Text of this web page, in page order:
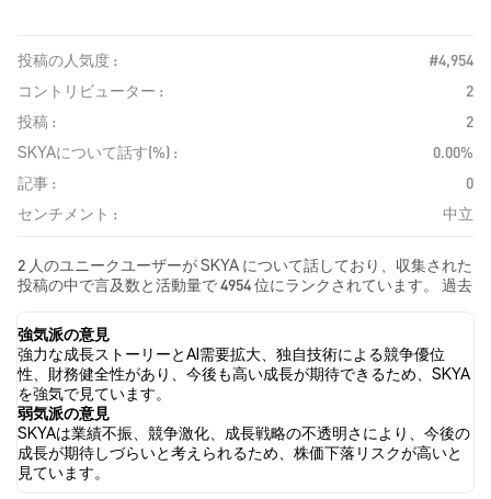
投稿の人気度 :
#4,954
コントリビューター :
2
投稿 :
2
SKYAについて話す(%) :
0.00%
記事 :
0
センチメント :
中立
2 人のユニークユーザーが SKYA について話しており、収集された
投稿の中で言及数と活動量で 4954 位にランクされています。 過去
は 中立 でした。 最後に、SKYA に関するニュース記事が 0 件公開
されました。 Twitterでは、0.00% のツイートが強気の感情を示
し、0.00% のツイートが弱気の感情を示しました。 100.00% のツ
イートは SKYA に対して中立的でした。 これらの感情分析は 2 件
のツイートに基づいています。
強気派の意見
強力な成長ストーリーとAI需要拡大、独自技術による競争優位
性、財務健全性があり、今後も高い成長が期待できるため、SKYA
を強気で見ています。
弱気派の意見
SKYAは業績不振、競争激化、成長戦略の不透明さにより、今後の
成長が期待しづらいと考えられるため、株価下落リスクが高いと
見ています。